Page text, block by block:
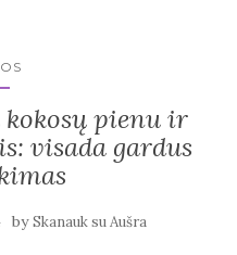
pienu ir
visada gardus
bySkanauk su Aušra